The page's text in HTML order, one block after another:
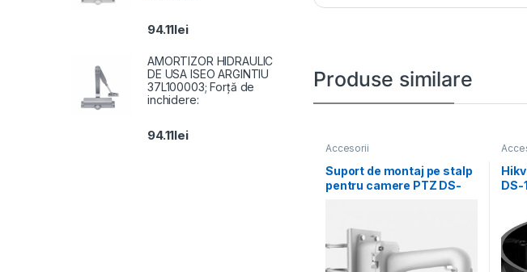
Produse similare
Accesorii
Suport de montaj pe stalp
pentru camere PTZ DS-
DS-
94.11lei
AMORTIZOR HIDRAULIC
DE USA ISEO ARGINTIU
37L100003; Forță de
inchidere:
94.11lei